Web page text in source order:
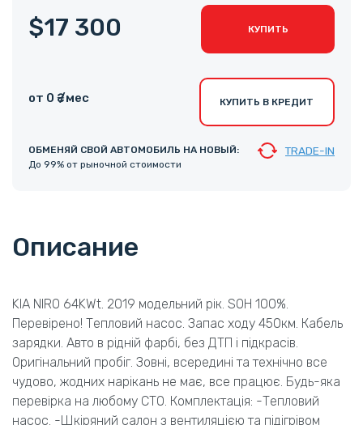
$17 300 КУПИТЬ
от 0 ₴ /мес КУПИТЬ В КРЕДИТ
ОБМЕНЯЙ СВОЙ АВТОМОБИЛЬ НА НОВЫЙ:
До 99% от рыночной стоимости
TRADE-IN
Описание
KIA NIRO 64KWt. 2019 модельний рік. SOH 100%.
Перевірено! Тепловий насос. Запас ходу 450км. Кабель
зарядки. Авто в рідній фарбі, без ДТП і підкрасів.
Оригінальний пробіг. Зовні, всередині та технічно все
чудово, жодних нарікань не має, все працює. Будь-яка
перевірка на любому СТО. Комплектація: -Тепловий
насос. -Шкіряний салон з вентиляцією та підігрівом